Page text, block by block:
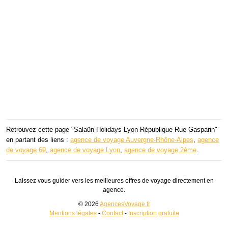
Retrouvez cette page "Salaün Holidays Lyon République Rue Gasparin"
en partant des liens : agence de voyage Auvergne-Rhône-Alpes agence
de voyage 69 agence de voyage Lyon agence de voyage 2ème
Laissez vous guider vers les meilleures offres de voyage directement en
agence.
© 2026 AgencesVoyage.fr
Mentions légales- Contact- Inscription gratuite